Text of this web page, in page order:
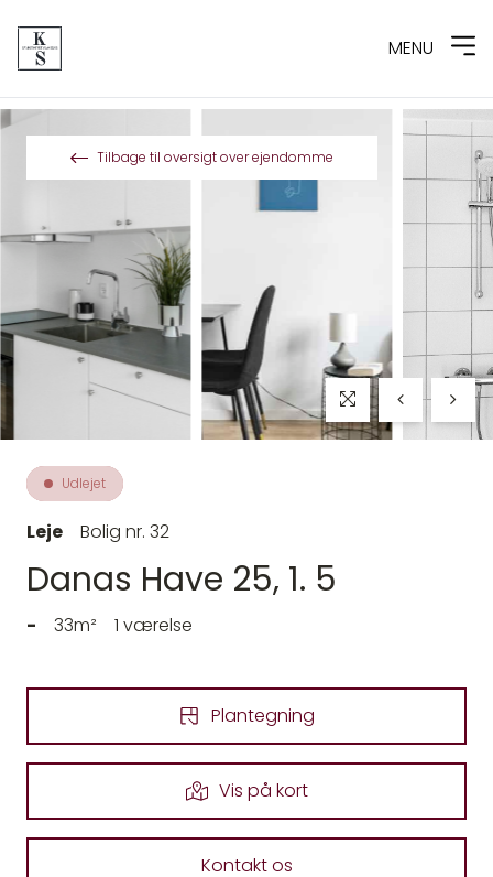
Spring til indhold
MENU
Tilbage til oversigt over ejendomme
Udlejet
Leje Bolig nr. 32
Danas Have 25, 1. 5
- 33m² 1 værelse
Plantegning
Vis på kort
Kontakt os